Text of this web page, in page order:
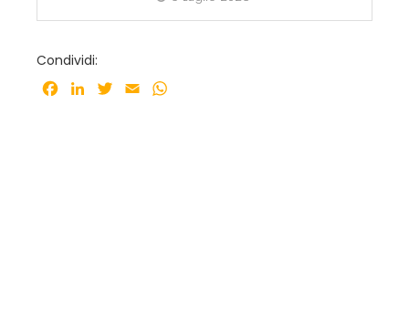
Condividi:
Facebook
LinkedInTwitter
Email